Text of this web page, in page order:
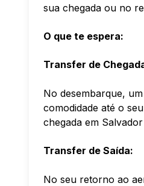
sua chegada ou no
O que te espera:
Transfer de
No desembarque,
comodidade até o
chegada em
Transfer de Saída:
No seu retorno ao